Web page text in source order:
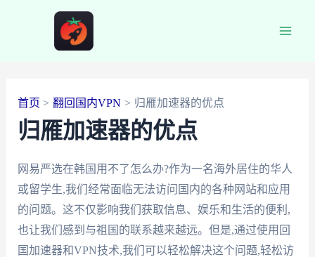
首页 翻回国内VPN 归雁加速器的优点
归雁加速器的优点
网易严选在韩国用不了怎么办?作为一名海外居住的华人
或留学生,我们经常面临无法访问国内的各种网站和应用
的问题。这不仅影响我们获取信息、娱乐和生活的便利,
也让我们感到与祖国的联系越来越远。但是,通过使用回
国加速器和VPN技术,我们可以轻松解决这个问题,轻松访